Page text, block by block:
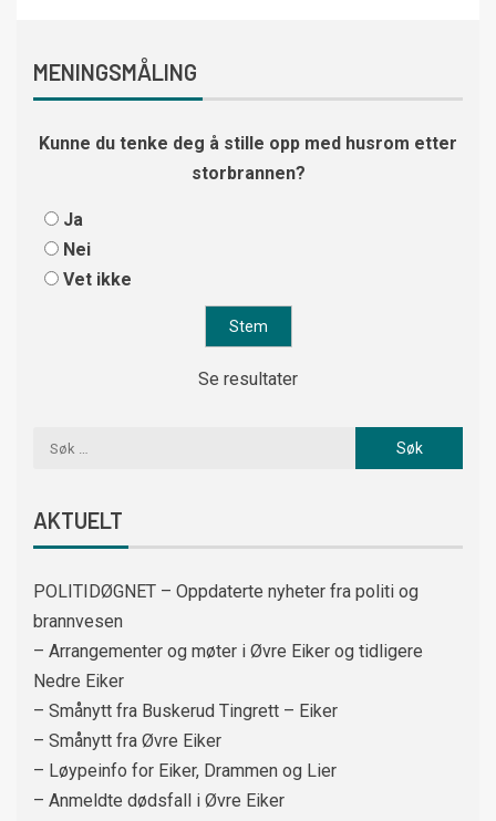
MENINGSMÅLING
Kunne du tenke deg å stille opp med husrom etter
storbrannen?
Ja
Nei
Vet ikke
Se resultater
AKTUELT
POLITIDØGNET – Oppdaterte nyheter fra politi og
brannvesen
– Arrangementer og møter i Øvre Eiker og tidligere
Nedre Eiker
– Smånytt fra Buskerud Tingrett – Eiker
– Smånytt fra Øvre Eiker
– Løypeinfo for Eiker, Drammen og Lier
– Anmeldte dødsfall i Øvre Eiker